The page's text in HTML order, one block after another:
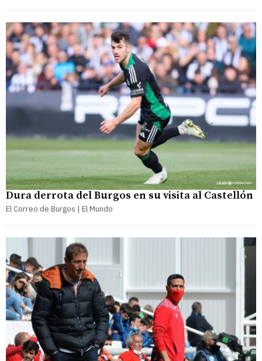
Dura derrota del Burgos en su visita al Castellón
El Correo de Burgos | El Mundo